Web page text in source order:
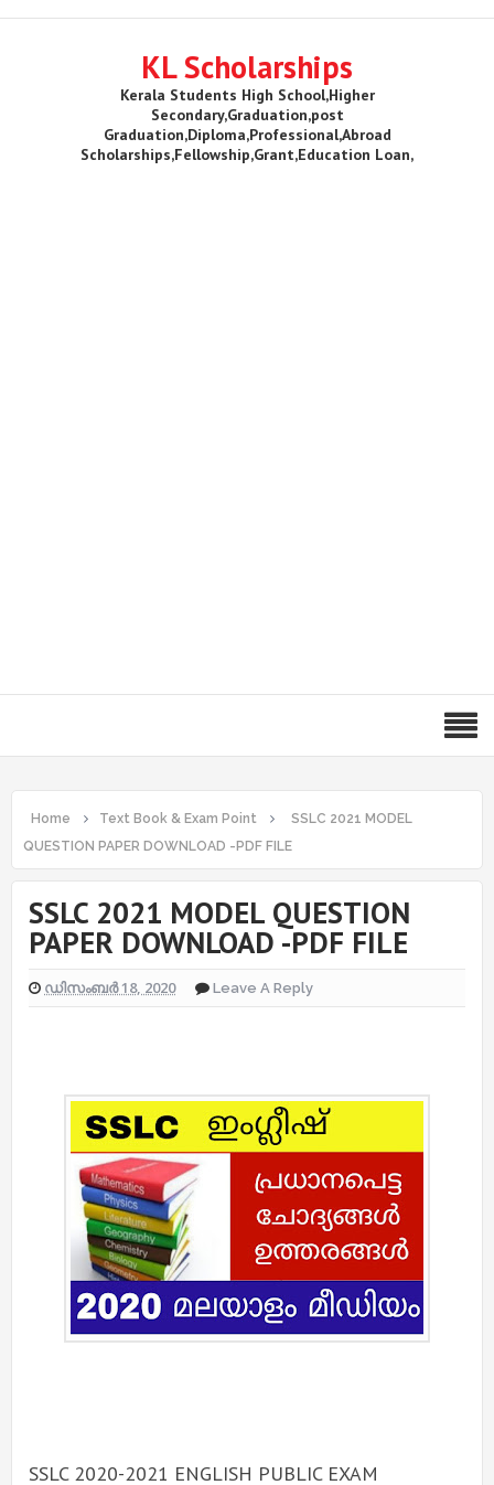
KL Scholarships
Kerala Students High School,Higher
Secondary,Graduation,post
Graduation,Diploma,Professional,Abroad
Scholarships,Fellowship,Grant,Education Loan,
Home Text Book & Exam Point
SSLC 2021 MODEL
QUESTION PAPER DOWNLOAD -PDF FILE
SSLC 2021 MODEL QUESTION
PAPER DOWNLOAD -PDF FILE
ഡിസംബർ 18, 2020 Leave A Reply
SSLC 2020-2021 ENGLISH PUBLIC EXAM